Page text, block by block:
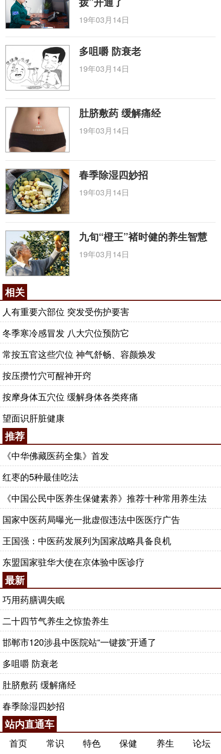
19年03月14日
多咀嚼 防衰老
19年03月14日
肚脐敷药 缓解痛经
19年03月14日
春季除湿四妙招
19年03月14日
九旬“橙王”褚时健的养生智慧
19年03月14日
相关
人有重要六部位 突发受伤护要害
冬季寒冷感冒发 八大穴位预防它
常按五官这些穴位 神气舒畅、容颜焕发
按压攒竹穴可醒神开窍
按摩身体五穴位 缓解身体各类疼痛
望面识肝脏健康
推荐
《中华佛藏医药全集》首发
红枣的5种最佳吃法
《中国公民中医养生保健素养》推荐十种常用养生法
国家中医药局曝光一批虚假违法中医医疗广告
王国强：中医药发展列为国家战略具备良机
东盟国家驻华大使在京体验中医诊疗
最新
巧用药膳调失眠
二十四节气养生之惊蛰养生
邯郸市120涉县中医院站“一键拨”开通了
多咀嚼 防衰老
肚脐敷药 缓解痛经
春季除湿四妙招
站内直通车
首页 常识 特色 保健 养生
论坛